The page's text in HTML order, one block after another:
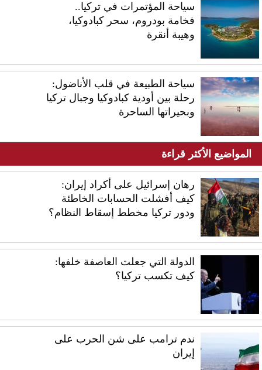
سياحة المؤتمرات في تركيا..
فخامة بودروم، سحر كبادوكيا،
وهيبة أنقرة
سياحة الطبيعة في قلب الأناضول:
رحلة بين أودية كبادوكيا وجبال تركيا
وبحيراتها الساحرة
المواضيع الأكثر قراءة
رهان إسرائيل على أكراد إيران:
كيف أفشلت الحسابات الخاطئة
ودور تركيا مخطط إسقاط النظام؟
الدولة التي جعلت العاصفة خلفها:
كيف تكسب تركيا؟
ندم ترامب على شن الحرب على
إيران